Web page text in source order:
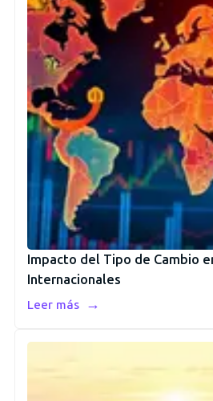
Impacto del Tipo de Cambio
Internacionales
Leer más →